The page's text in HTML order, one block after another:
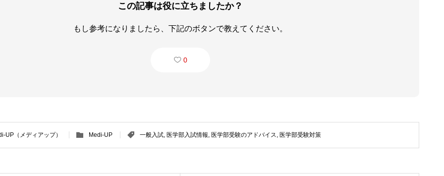
この記事は役に立ちましたか？
もし参考になりましたら、下記のボタンで教えてください。
0
UP（メディアップ） Medi-UP 一般入試, 医学部入試情報, 医学部受験のアドバイス, 医学部受験対策